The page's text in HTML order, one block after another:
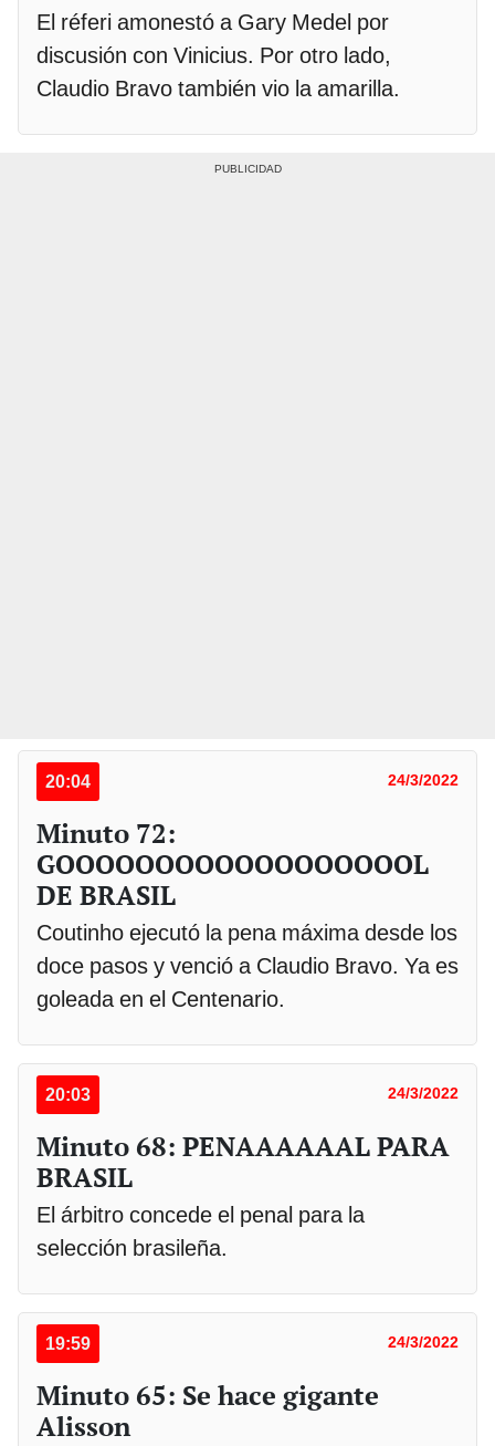
El réferi amonestó a Gary Medel por
discusión con Vinicius. Por otro lado,
Claudio Bravo también vio la amarilla.
20:04 24/3/2022
Minuto 72:
GOOOOOOOOOOOOOOOOOOL
DE BRASIL
Coutinho ejecutó la pena máxima desde los
doce pasos y venció a Claudio Bravo. Ya es
goleada en el Centenario.
20:03 24/3/2022
Minuto 68: PENAAAAAAL PARA
BRASIL
El árbitro concede el penal para la
selección brasileña.
19:59 24/3/2022
Minuto 65: Se hace gigante
Alisson